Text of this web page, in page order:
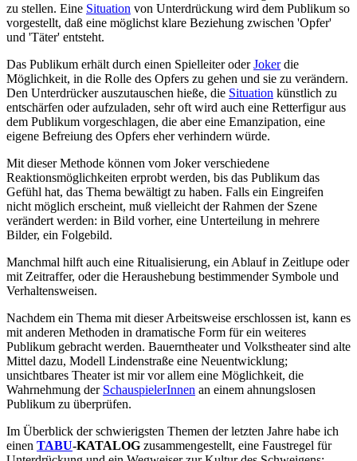
zu stellen. Eine Situation von Unterdrückung wird dem Publikum so
vorgestellt, daß eine möglichst klare Beziehung zwischen 'Opfer'
und 'Täter' entsteht.
Das Publikum erhält durch einen Spielleiter oderJokerdie
Möglichkeit, in die Rolle des Opfers zu gehen und sie zu verändern.
Den Unterdrücker auszutauschen hieße, die Situation künstlich zu
entschärfen oder aufzuladen, sehr oft wird auch eine Retterfigur aus
dem Publikum vorgeschlagen, die aber eine Emanzipation, eine
eigene Befreiung des Opfers eher verhindern würde.
Mit dieser Methode können vom Joker verschiedene
Reaktionsmöglichkeiten erprobt werden, bis das Publikum das
Gefühl hat, das Thema bewältigt zu haben. Falls ein Eingreifen
nicht möglich erscheint, muß vielleicht der Rahmen der Szene
verändert werden: in Bild vorher, eine Unterteilung in mehrere
Bilder, ein Folgebild.
Manchmal hilft auch eine Ritualisierung, ein Ablauf in Zeitlupe oder
mit Zeitraffer, oder die Heraushebung bestimmender Symbole und
Verhaltensweisen.
Nachdem ein Thema mit dieser Arbeitsweise erschlossen ist, kann es
mit anderen Methoden in dramatische Form für ein weiteres
Publikum gebracht werden. Bauerntheater und Volkstheater sind alte
Mittel dazu, Modell Lindenstraße eine Neuentwicklung;
unsichtbares Theater ist mir vor allem eine Möglichkeit, die
Wahrnehmung der SchauspielerInnen an einem ahnungslosen
Publikum zu überprüfen.
Im Überblick der schwierigsten Themen der letzten Jahre habe ich
einen TABU-KATALOG zusammengestellt, eine Faustregel für